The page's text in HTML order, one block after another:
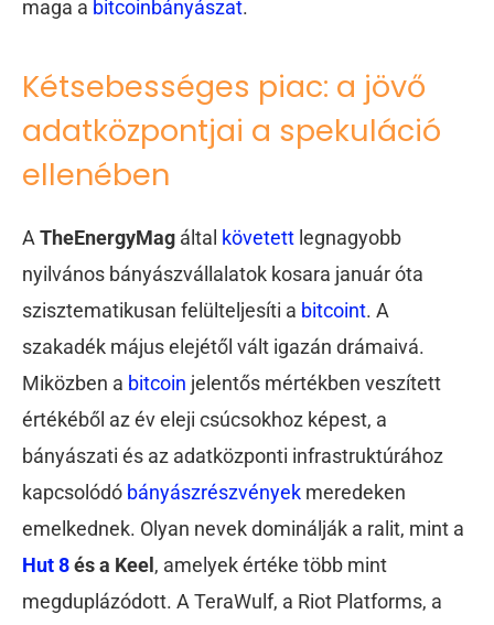
maga a bitcoinbányászat.
Kétsebességes piac: a jövő
adatközpontjai a spekuláció
ellenében
ATheEnergyMag által követett legnagyobb
nyilvános bányászvállalatok kosara január óta
szisztematikusan felülteljesíti a bitcoint. A
szakadék május elejétől vált igazán drámaivá.
Miközben a bitcoin jelentős mértékben veszített
értékéből az év eleji csúcsokhoz képest, a
bányászati és az adatközponti infrastruktúrához
kapcsolódó bányászrészvények meredeken
emelkednek. Olyan nevek dominálják a ralit, mint a
Hut 8és a Keel , amelyek értéke több mint
megduplázódott. A TeraWulf, a Riot Platforms, a